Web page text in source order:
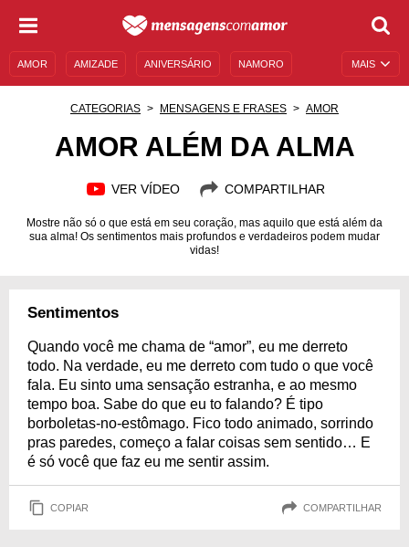
MAIS
AMOR AMIZADE ANIVERSÁRIO NAMORO
AUTOAJUDA
CATEGORIAS MENSAGENS E FRASES AMOR
AMOR ALÉM DA ALMA
VER VÍDEO COMPARTILHAR
Mostre não só o que está em seu coração, mas aquilo que está além da
sua alma! Os sentimentos mais profundos e verdadeiros podem mudar
vidas!
Sentimentos
Quando você me chama de “amor”, eu me derreto
todo. Na verdade, eu me derreto com tudo o que você
fala. Eu sinto uma sensação estranha, e ao mesmo
tempo boa. Sabe do que eu to falando? É tipo
borboletas-no-estômago. Fico todo animado, sorrindo
pras paredes, começo a falar coisas sem sentido… E
é só você que faz eu me sentir assim.
COPIAR COMPARTILHAR